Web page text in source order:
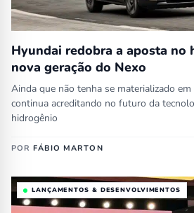
Hyundai redobra a aposta no
nova geração do Nexo
Ainda que não tenha se materializado
continua acreditando no futuro da
hidrogênio
PORFÁBIO MARTON
LANÇAMENTOS & DESENVOLVIMENTOS